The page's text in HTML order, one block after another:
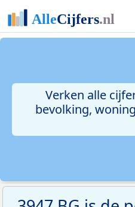
Verken alle
bevolking,